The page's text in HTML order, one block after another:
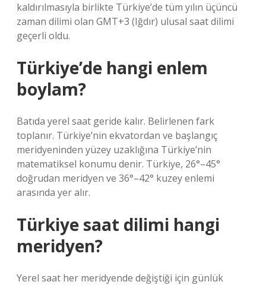
kaldırılmasıyla birlikte Türkiye’de tüm yılın üçüncü
zaman dilimi olan GMT+3 (Iğdır) ulusal saat dilimi
geçerli oldu.
Türkiye’de hangi enlem
boylam?
Batıda yerel saat geride kalır. Belirlenen fark
toplanır. Türkiye’nin ekvatordan ve başlangıç ​​
meridyeninden yüzey uzaklığına Türkiye’nin
matematiksel konumu denir. Türkiye, 26°–45°
doğrudan meridyen ve 36°–42° kuzey enlemi
arasında yer alır.
Türkiye saat dilimi hangi
meridyen?
Yerel saat her meridyende değiştiği için günlük